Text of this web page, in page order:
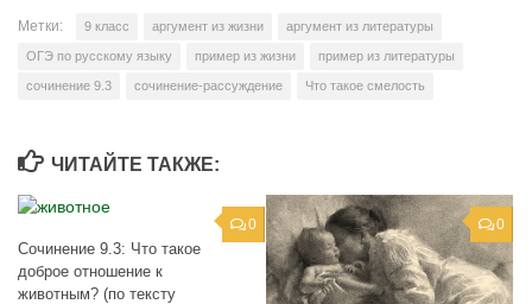
Метки: 9 класс аргумент из жизни аргумент из литературы
ОГЭ по русскому языку пример из жизни пример из литературы
сочинение 9.3 сочинение-рассуждение Что такое смелость
ЧИТАЙТЕ ТАКЖЕ:
0
Сочинение 9.3: Что такое
доброе отношение к
животным? (по тексту
0